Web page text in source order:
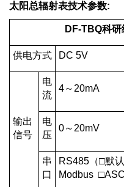
太阳总辐射表技术参数:
DF-TBQ科研
供电方式 DC 5V
输出
信号
电
流
4～20mA
电
压
0～20mV
串
口
RS485（□默认
Modbus